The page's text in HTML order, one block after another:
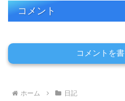
コメント
コメントを
ホーム 日記